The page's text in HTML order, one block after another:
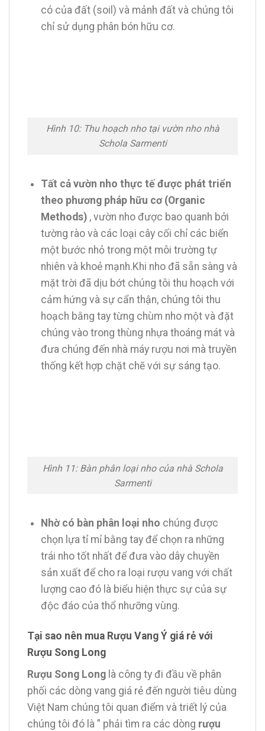
có của đất (soil) và mảnh đất và chúng tôi
chỉ sử dụng phân bón hữu cơ.
Hình 10: Thu hoạch nho tại vườn nho nhà
Schola Sarmenti
Tất cả vườn nho thực tế được phát triển
theo phương pháp hữu cơ (Organic
Methods), vườn nho được bao quanh bởi
tường rào và các loại cây cối chỉ các biển
một bước nhỏ trong một môi trường tự
nhiên và khoẻ mạnh.Khi nho đã sẵn sàng và
mặt trời đã dịu bớt chúng tôi thu hoạch với
cảm hứng và sự cẩn thận, chúng tôi thu
hoạch bằng tay từng chùm nho một và đặt
chúng vào trong thùng nhựa thoáng mát và
đưa chúng đến nhà máy rượu nơi mà truyền
thống kết hợp chặt chẽ với sự sáng tạo.
Hình 11: Bàn phân loại nho của nhà Schola
Sarmenti
Nhờ có bàn phân loại nho chúng được
chọn lựa tỉ mỉ bằng tay để chọn ra những
trái nho tốt nhất để đưa vào dây chuyền
sản xuất để cho ra loại rượu vang với chất
lượng cao đó là biểu hiện thực sự của sự
độc đáo của thổ nhưỡng vùng.
Tại sao nên mua Rượu Vang Ý giá rẻ với
Rượu Song Long
Rượu Song Long là công ty đi đầu về phân
phối các dòng vang giá rẻ đến người tiêu dùng
Việt Nam chúng tôi quan điểm và triết lý của
chúng tôi đó là ” phải tìm ra các dòng rượu